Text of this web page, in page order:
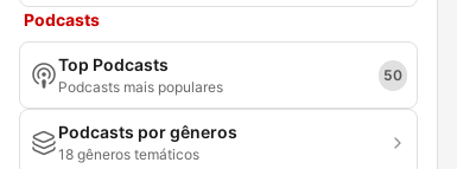
Podcasts
Top Podcasts
Podcasts mais populares
50
Podcasts por gêneros
18 gêneros temáticos